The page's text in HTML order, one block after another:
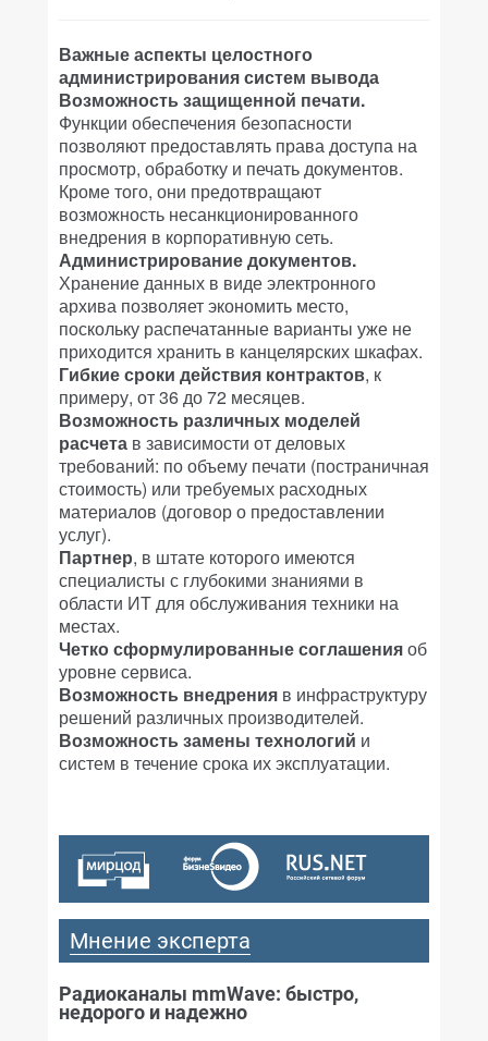
Важные аспекты целостного
администрирования систем вывода
Возможность защищенной печати.
Функции обеспечения безопасности
позволяют предоставлять права доступа на
просмотр, обработку и печать документов.
Кроме того, они предотвращают
возможность несанкционированного
внедрения в корпоративную сеть.
Администрирование документов.
Хранение данных в виде электронного
архива позволяет экономить место,
поскольку распечатанные варианты уже не
приходится хранить в канцелярских шкафах.
Гибкие сроки действия контрактов, к
примеру, от 36 до 72 месяцев.
Возможность различных моделей
расчета в зависимости от деловых
требований: по объему печати (постраничная
стоимость) или требуемых расходных
материалов (договор о предоставлении
услуг).
Партнер, в штате которого имеются
специалисты с глубокими знаниями в
области ИТ для обслуживания техники на
местах.
Четко сформулированные соглашенияоб
уровне сервиса.
Возможность внедрения в инфраструктуру
решений различных производителей.
Возможность замены технологий и
систем в течение срока их эксплуатации.
Мнение эксперта
Радиоканалы mmWave: быстро,
недорого и надежно